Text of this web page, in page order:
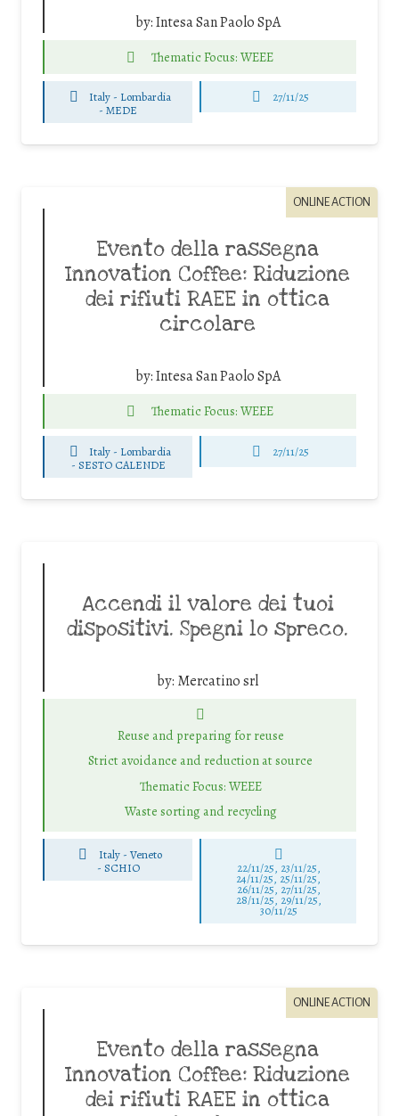
by:Intesa San Paolo SpA
Thematic Focus: WEEE
Italy - Lombardia
-MEDE
27/11/25
ONLINE ACTION
Evento della rassegna
Innovation Coffee: Riduzione
dei rifiuti RAEE in ottica
circolare
by:Intesa San Paolo SpA
Thematic Focus: WEEE
Italy - Lombardia
- SESTO CALENDE
27/11/25
Accendi il valore dei tuoi
dispositivi. Spegni lo spreco.
by: Mercatino srl
Reuse and preparing for reuse
Strict avoidance and reduction at source
Thematic Focus: WEEE
Waste sorting and recycling
Italy - Veneto
- SCHIO 22/11/25, 23/11/25,
24/11/25, 25/11/25,
26/11/25, 27/11/25,
28/11/25, 29/11/25,
30/11/25
ONLINE ACTION
Evento della rassegna
Innovation Coffee: Riduzione
dei rifiuti RAEE in ottica